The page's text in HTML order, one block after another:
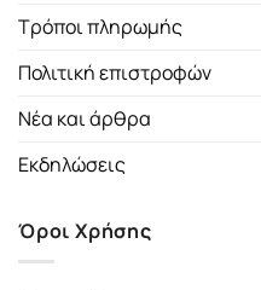
Τρόποι πληρωμής
Πολιτική επιστροφών
Νέα και άρθρα
Εκδηλώσεις
Όροι Χρήσης